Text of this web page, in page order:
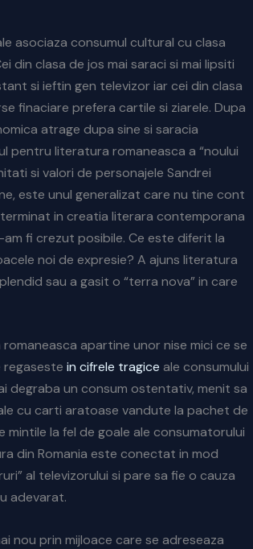
asociaza consumul cultural cu clasa
din clasa de jos mai saraci si mai lipsiti
si ieftin gen televizor iar cei din clasa
finaciare prefera cartile si ziarele. Dupa
atrage dupa sine si saracia
pentru literatura romaneasca a “noului
si valori de personajele Sandrei
este unul generalizat care nu tine cont
in creatia literara contemporana
fi crezut posibile. Ce este diferit la
noi de expresie? A ajuns literatura
sau a gasit o “terra nova” in care
apartine unor nise mici ce se
regaseste in cifrele tragice ale consumului
degraba un consum ostentativ, menit sa
cu carti aratoase vandute la pachet de
mintile la fel de goale ale consumatorului
din Romania este conectat in mod
al televizorului si pare sa fie o cauza
adevarat.
nou prin mijloace care se adreseaza